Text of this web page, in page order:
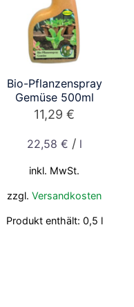
Bio-Pflanzenspray
Gemüse 500ml
11,29€
22,58 € / l
inkl. MwSt.
zzgl.Versandkosten
Produkt enthält: 0,5 l